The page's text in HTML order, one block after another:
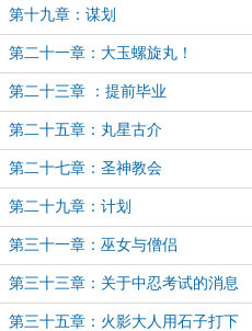
第十九章：谋划
第二十一章：大玉螺旋丸！
第二十三章 ：提前毕业
第二十五章：丸星古介
第二十七章：圣神教会
第二十九章：计划
第三十一章：巫女与僧侣
第三十三章：关于中忍考试的消息
第三十五章：火影大人用石子打下